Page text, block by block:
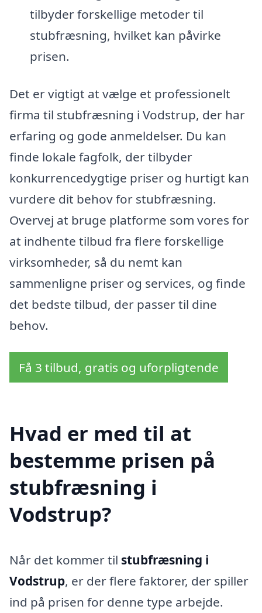
tilbyder forskellige metoder til
stubfræsning, hvilket kan påvirke
prisen.
Det er vigtigt at vælge et professionelt
firma til stubfræsning i Vodstrup, der har
erfaring og gode anmeldelser. Du kan
finde lokale fagfolk, der tilbyder
konkurrencedygtige priser og hurtigt kan
vurdere dit behov for stubfræsning.
Overvej at bruge platforme som vores for
at indhente tilbud fra flere forskellige
virksomheder, så du nemt kan
sammenligne priser og services, og finde
det bedste tilbud, der passer til dine
behov.
Få 3 tilbud, gratis og uforpligtende
Hvad er med til at
bestemme prisen på
stubfræsning i
Vodstrup?
Når det kommer til stubfræsning i
Vodstrup, er der flere faktorer, der spiller
ind på prisen for denne type arbejde.